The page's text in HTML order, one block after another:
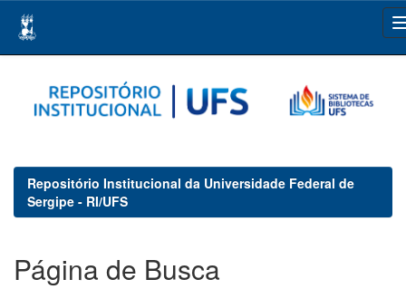
navigation
Repositório Institucional da Universidade Federal de
Sergipe - RI/UFS
Página de Busca